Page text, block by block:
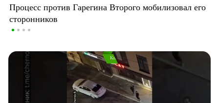
Процесс против Гарегина Второго мобилизовал его
сторонников